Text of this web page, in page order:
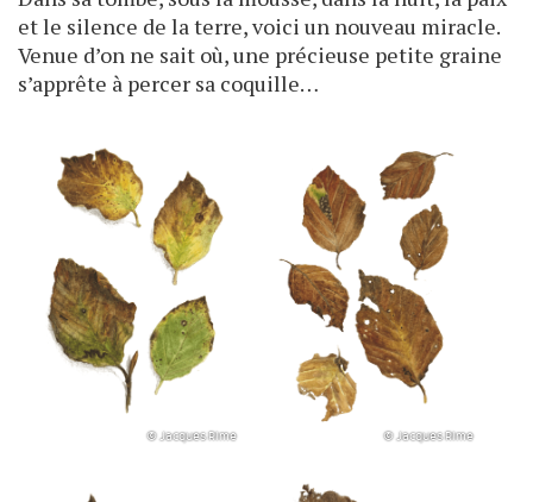
et le silence de la terre, voici un nouveau miracle.
Venue d’on ne sait où, une précieuse petite graine
s’apprête à percer sa coquille…
© Jacques Rime © Jacques Rime